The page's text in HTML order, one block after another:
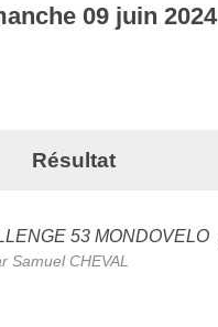
09 juin 2024
Résultat
53 MONDOVELO
Samuel CHEVAL